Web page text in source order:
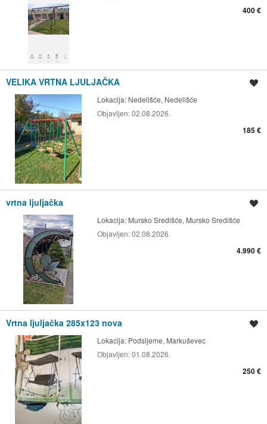
400 €
VELIKA VRTNA LJULJAČKA
Lokacija: Nedelišće, Nedelišće
Objavljen:02.08.2026.
185 €
vrtna ljuljačka
Lokacija: Mursko Središće, Mursko Središće
Objavljen:02.08.2026.
4.990 €
Vrtna ljuljačka 285x123 nova
Lokacija: Podsljeme, Markuševec
Objavljen:01.08.2026.
250 €